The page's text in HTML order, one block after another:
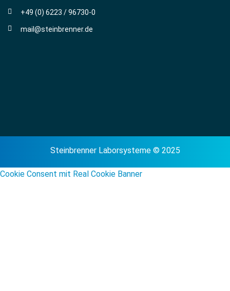
+49 (0) 6223 / 96730-0
mail@steinbrenner.de
Steinbrenner Laborsysteme © 2025
Cookie Consent mit Real Cookie Banner